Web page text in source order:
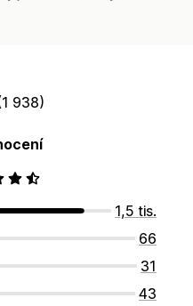
938)
1,5 tis.
66
31
43